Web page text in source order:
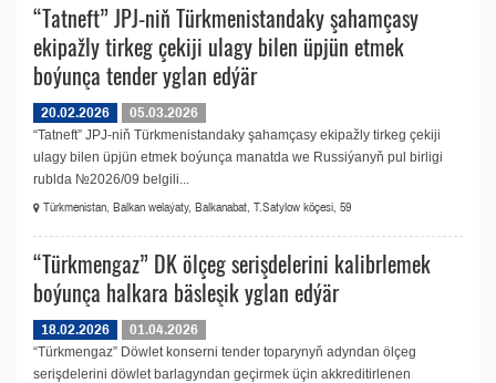
“Tatneft” JPJ-niň Türkmenistandaky şahamçasy
ekipažly tirkeg çekiji ulagy bilen üpjün etmek
boýunça tender yglan edýär
20.02.2026
05.03.2026
“Tatneft” JPJ-niň Türkmenistandaky şahamçasy ekipažly tirkeg çekiji
ulagy bilen üpjün etmek boýunça manatda we Russiýanyň pul birligi
rublda №2026/09 belgili...
Türkmenistan, Balkan welaýaty, Balkanabat, T.Satylow köçesi, 59
“Türkmengaz” DK ölçeg serişdelerini kalibrlemek
boýunça halkara bäsleşik yglan edýär
18.02.2026
01.04.2026
“Türkmengaz” Döwlet konserni tender toparynyň adyndan ölçeg
serişdelerini döwlet barlagyndan geçirmek üçin akkreditirlenen